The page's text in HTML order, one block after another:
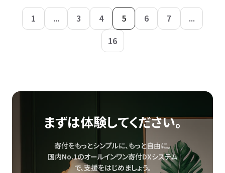
1 ... 3 4 5 6 7
...
16
まずは体験してください。
寄付をもっとシンプルに、もっと自由に。
国内No.1のオールインワン寄付DXシステム
で、支援をはじめましょう。